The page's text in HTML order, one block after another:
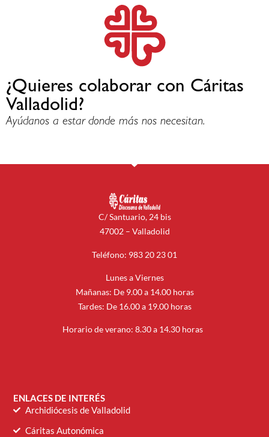
¿Quieres colaborar con Cáritas
Valladolid?
Ayúdanos a estar donde más nos necesitan.
C/ Santuario, 24 bis
47002 – Valladolid
Teléfono: 983 20 23 01
Lunes a Viernes
Mañanas: De 9.00 a 14.00 horas
Tardes: De 16.00 a 19.00 horas
Horario de verano: 8.30 a 14.30 horas
ENLACES DE INTERÉS
Archidiócesis de Valladolid
Cáritas Autonómica